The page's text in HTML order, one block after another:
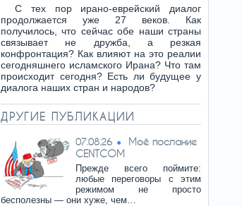
С тех пор ирано-еврейский диалог
продолжается уже 27 веков. Как
получилось, что сейчас обе наши страны
связывает не дружба, а резкая
конфронтация? Как влияют на это реалии
сегодняшнего исламского Ирана? Что там
происходит сегодня? Есть ли будущее у
диалога наших стран и народов?
ДРУГИЕ ПУБЛИКАЦИИ
07.08.26
Моё послание
CENTCOM
Прежде всего поймите:
любые переговоры с этим
режимом не просто
бесполезны — они хуже, чем…